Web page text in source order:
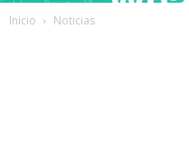
Inicio Noticias